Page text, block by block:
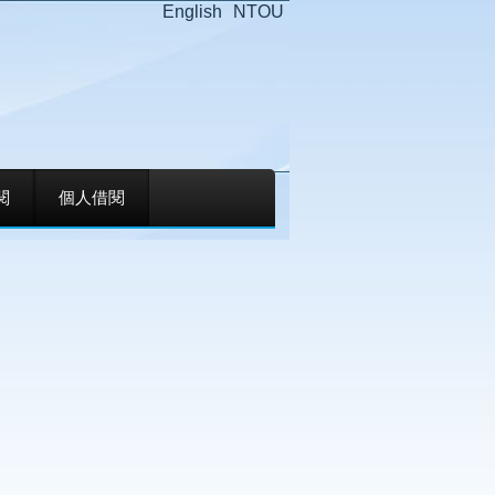
NTOU
English
個人借閱